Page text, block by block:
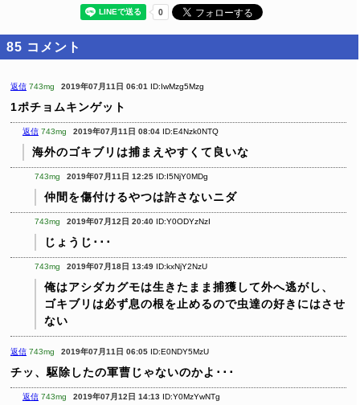
85 コメント
返信 743mg 2019年07月11日 06:01 ID:IwMzg5Mzg
1ポチョムキンゲット
返信 743mg 2019年07月11日 08:04 ID:E4Nzk0NTQ
海外のゴキブリは捕まえやすくて良いな
743mg 2019年07月11日 12:25 ID:I5NjY0MDg
仲間を傷付けるやつは許さないニダ
743mg 2019年07月12日 20:40 ID:Y0ODYzNzI
じょうじ･･･
743mg 2019年07月18日 13:49 ID:kxNjY2NzU
俺はアシダカグモは生きたまま捕獲して外へ逃がし、
ゴキブリは必ず息の根を止めるので虫達の好きにはさせ
ない
返信 743mg 2019年07月11日 06:05 ID:E0NDY5MzU
チッ、駆除したの軍曹じゃないのかよ･･･
返信 743mg 2019年07月12日 14:13 ID:Y0MzYwNTg